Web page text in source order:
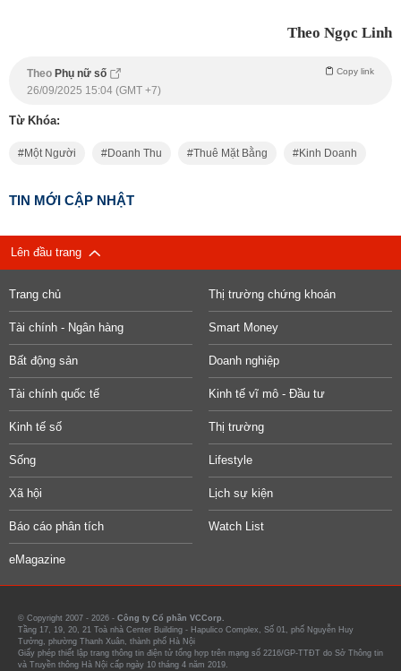
Theo Ngọc Linh
Theo Phụ nữ số Copy link
26/09/2025 15:04 (GMT +7)
Từ Khóa:
Một Người Doanh Thu Thuê Mặt Bằng Kinh Doanh
TIN MỚI CẬP NHẬT
Lên đầu trang
Trang chủ Thị trường chứng khoán
Tài chính - Ngân hàng Smart Money
Bất động sản Doanh nghiệp
Tài chính quốc tế Kinh tế vĩ mô - Đầu tư
Kinh tế số Thị trường
Sống Lifestyle
Xã hội Lịch sự kiện
Báo cáo phân tích Watch List
eMagazine
© Copyright 2007 - 2026 - Công ty Cổ phần VCCorp.
Tầng 17, 19, 20, 21 Toà nhà Center Building - Hapulico Complex, Số 01, phố Nguyễn Huy
Tưởng, phường Thanh Xuân, thành phố Hà Nội
Giấy phép thiết lập trang thông tin điện tử tổng hợp trên mạng số 2216/GP-TTĐT do Sở Thông tin
và Truyền thông Hà Nội cấp ngày 10 tháng 4 năm 2019.